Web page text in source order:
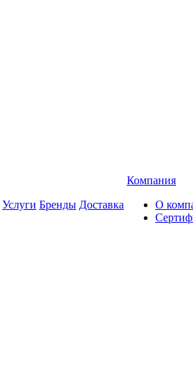
Услуги Бренды Доставка
Компания
О